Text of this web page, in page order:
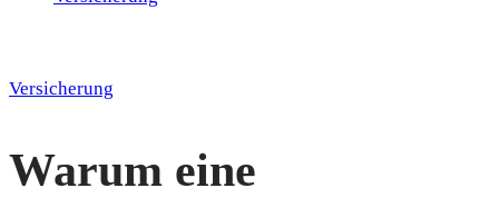
Versicherung
Warum eine